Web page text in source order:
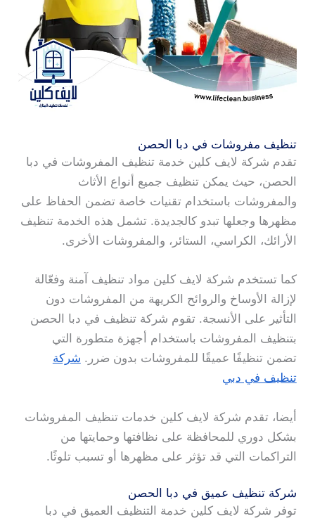
تنظيف مفروشات في دبا الحصن
تقدم شركة لايف كلين خدمة تنظيف المفروشات في دبا
الحصن، حيث يمكن تنظيف جميع أنواع الأثاث
والمفروشات باستخدام تقنيات خاصة تضمن الحفاظ على
مظهرها وجعلها تبدو كالجديدة. تشمل هذه الخدمة تنظيف
الأرائك، الكراسي، الستائر، والمفروشات الأخرى.
كما تستخدم شركة لايف كلين مواد تنظيف آمنة وفعّالة
لإزالة الأوساخ والروائح الكريهة من المفروشات دون
التأثير على الأنسجة. تقوم شركة تنظيف في دبا الحصن
بتنظيف المفروشات باستخدام أجهزة متطورة التي
تضمن تنظيفًا عميقًا للمفروشات بدون ضرر. شركة
تنظيف في دبي
أيضا، تقدم شركة لايف كلين خدمات تنظيف المفروشات
بشكل دوري للمحافظة على نظافتها وحمايتها من
التراكمات التي قد تؤثر على مظهرها أو تسبب تلوثًا.
شركة تنظيف عميق في دبا الحصن
توفر شركة لايف كلين خدمة التنظيف العميق في دبا